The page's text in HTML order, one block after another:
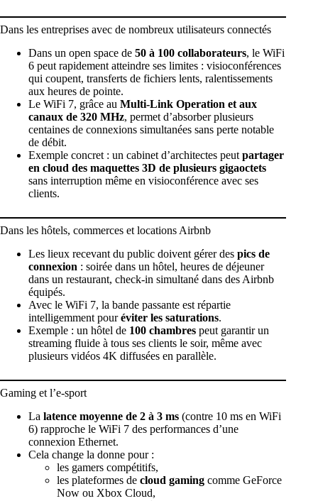
Dans les entreprises avec de nombreux utilisateurs connectés
Dans un open space de 50 à 100 collaborateurs, le WiFi
6 peut rapidement atteindre ses limites : visioconférences
qui coupent, transferts de fichiers lents, ralentissements
aux heures de pointe.
Le WiFi 7, grâce au Multi-Link Operation et aux
canaux de 320 MHz, permet d’absorber plusieurs
centaines de connexions simultanées sans perte notable
de débit.
Exemple concret : un cabinet d’architectes peut partager
en cloud des maquettes 3D de plusieurs gigaoctets
sans interruption même en visioconférence avec ses
clients.
Dans les hôtels, commerces et locations Airbnb
Les lieux recevant du public doivent gérer des pics de
connexion : soirée dans un hôtel, heures de déjeuner
dans un restaurant, check-in simultané dans des Airbnb
équipés.
Avec le WiFi 7, la bande passante est répartie
intelligemment pouréviter les saturations.
Exemple : un hôtel de 100 chambres peut garantir un
streaming fluide à tous ses clients le soir, même avec
plusieurs vidéos 4K diffusées en parallèle.
Gaming et l’e-sport
La latence moyenne de 2 à 3 ms (contre 10 ms en WiFi
6) rapproche le WiFi 7 des performances d’une
connexion Ethernet.
Cela change la donne pour :
les gamers compétitifs,
les plateformes de cloud gaming comme GeForce
Now ou Xbox Cloud,